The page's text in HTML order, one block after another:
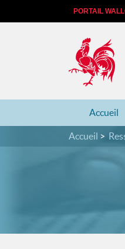
PORTAIL
Accueil
Accueil